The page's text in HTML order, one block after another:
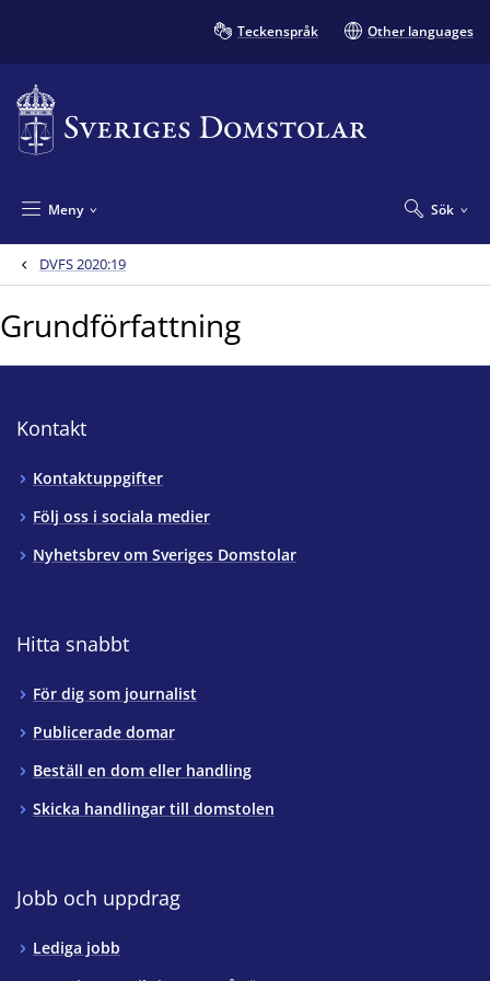
Teckenspråk Other languages
Sök
Meny
DVFS 2020:19
Grundförfattning
Kontakt
Kontaktuppgifter
Följ oss i sociala medier
Nyhetsbrev om Sveriges Domstolar
Hitta snabbt
För dig som journalist
Publicerade domar
Beställ en dom eller handling
Skicka handlingar till domstolen
Jobb och uppdrag
Lediga jobb